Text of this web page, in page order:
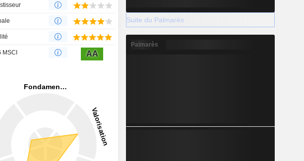
MSCI AA
Suite du Palmarès
Palmarès